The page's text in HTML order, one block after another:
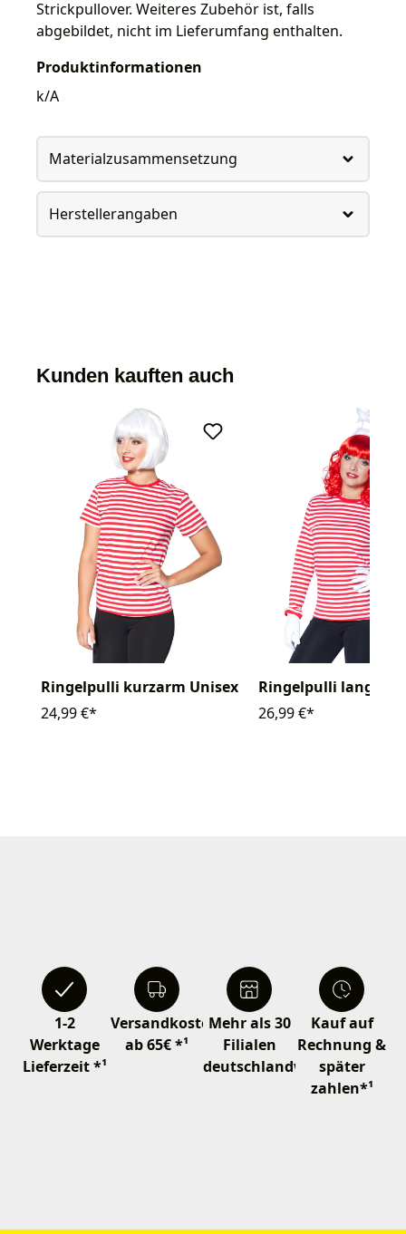
Strickpullover. Weiteres Zubehör ist, falls
abgebildet, nicht im Lieferumfang enthalten.
Produktinformationen
k/A
Materialzusammensetzung
Herstellerangaben
Kunden kauften auch
Ringelpulli kurzarm Unisex
24,99 €*
Ringelpulli langarm
26,99 €*
1-2
Werktage
Lieferzeit *¹
Versandkostenfrei
ab 65€ *¹
Mehr als 30
Filialen
deutschlandweit
Kauf auf
Rechnung &
später
zahlen*¹